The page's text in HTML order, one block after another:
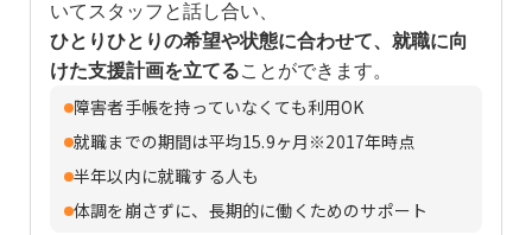
いてスタッフと話し合い、
ひとりひとりの希望や状態に合わせて、就職に向
けた支援計画を立てることができます。
障害者手帳を持っていなくても利用OK
就職までの期間は平均15.9ヶ月※2017年時点
半年以内に就職する人も
体調を崩さずに、長期的に働くためのサポート